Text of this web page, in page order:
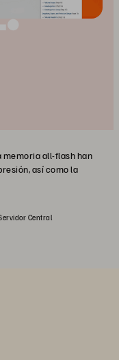
memoria all-flash han
así como la
Central